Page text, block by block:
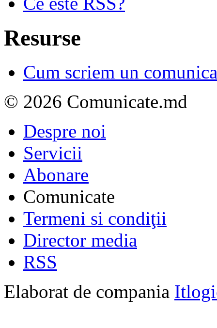
Resurse
Cum scriem un
© 2026 Comunicate.md
Despre noi
Servicii
Abonare
Comunicate
Termeni si condiţii
Director media
RSS
Elaborat de compania